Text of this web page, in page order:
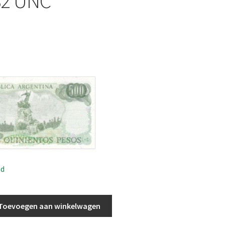
aan winkelwagen